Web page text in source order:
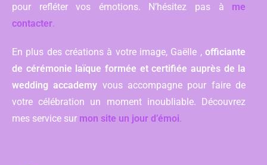
pour refléter vos émotions. N’hésitez pas à me
contacter.
En plus des créations à votre image, Gaëlle ,officiante
de cérémonie laïque formée et certifiée auprès de la
wedding accademy vous accompagne pour faire de
votre célébration un moment inoubliable. Découvrez
mes service sur mon site un jour d’émoi.